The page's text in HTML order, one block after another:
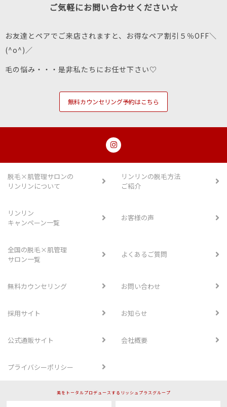
ご気軽にお問い合わせください☆
お友達とペアでご来店されますと、お得なペア割引５％OFF＼
(^o^)／
毛の悩み・・・是非私たちにお任せ下さい♡
無料カウンセリング予約はこちら
脱毛×肌管理サロンの
リンリンについて
リンリンの脱毛方法
ご紹介
リンリン
キャンペーン一覧
お客様の声
全国の脱毛×肌管理
サロン一覧
よくあるご質問
無料カウンセリング お問い合わせ
採用サイト お知らせ
公式通販サイト 会社概要
プライバシーポリシー
美をトータルプロデュースするリッシュプラスグループ